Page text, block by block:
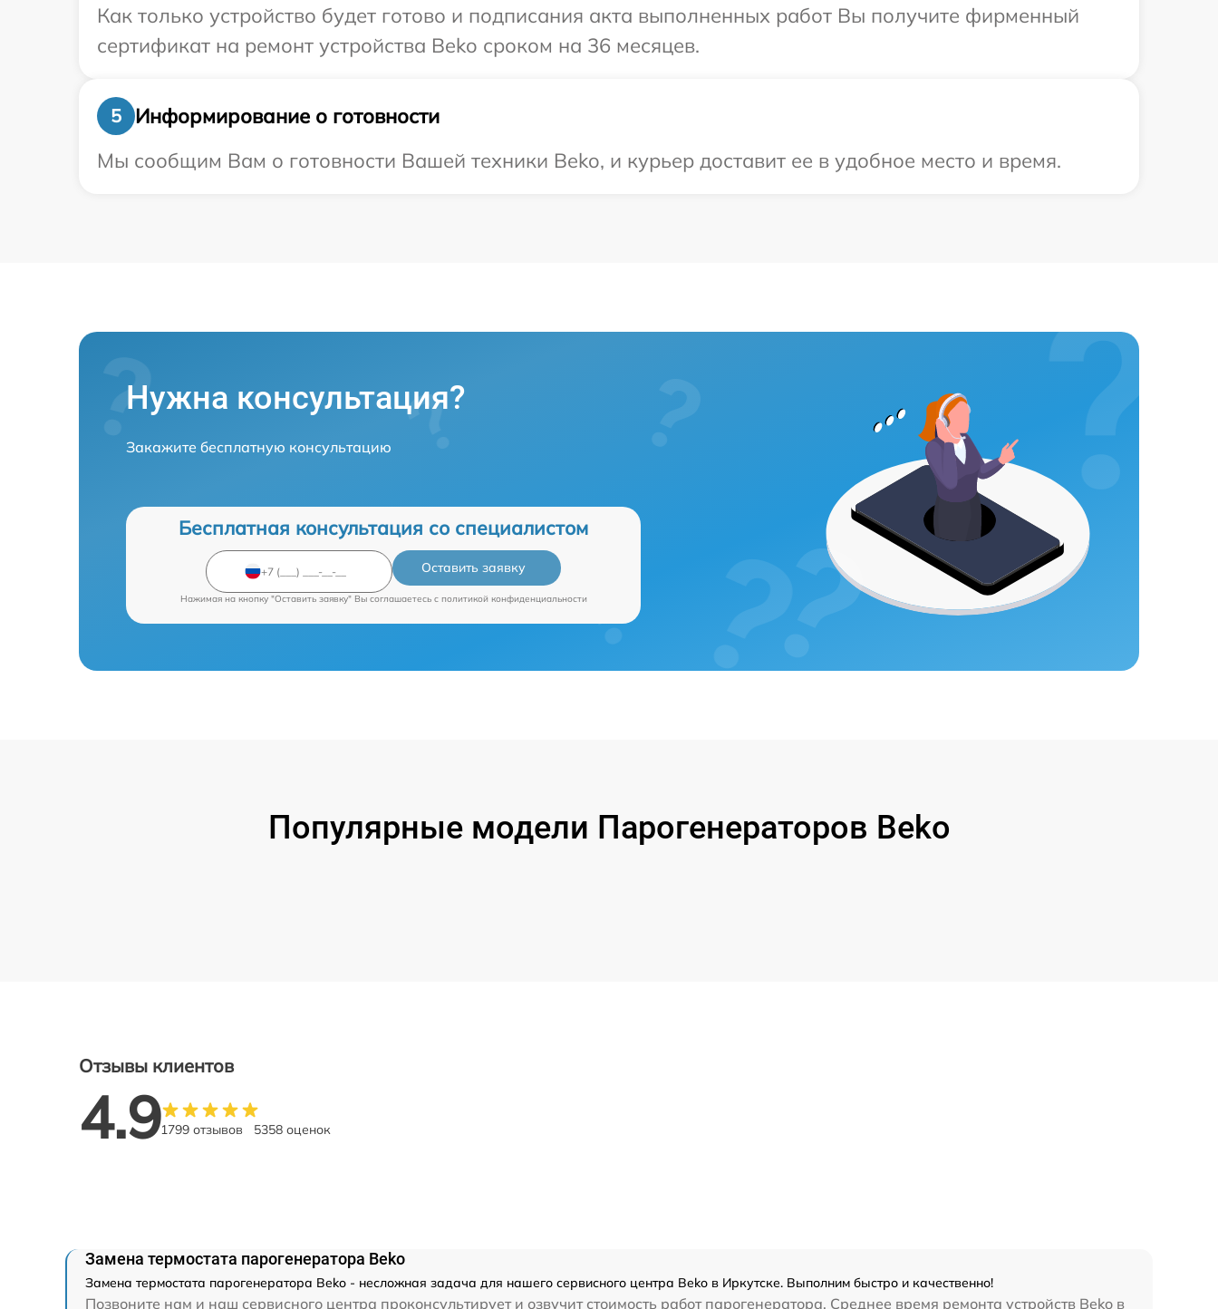
Как только устройство будет готово и подписания акта выполненных работ Вы получите фирменный
сертификат на ремонт устройства Beko сроком на 36 месяцев.
5
Информирование о готовности
Мы сообщим Вам о готовности Вашей техники Beko, и курьер доставит ее в удобное место и время.
Нужна консультация?
Закажите бесплатную консультацию
Бесплатная консультация со специалистом
Оставить заявку
Нажимая на кнопку "Оставить заявку" Вы соглашаетесь c политикой конфиденциальности
Популярные модели Парогенераторов Beko
Отзывы клиентов
4.91799 отзывов 5358 оценок
Замена термостата парогенератора Beko
Замена термостата парогенератора Beko - несложная задача для нашего сервисного центра Beko в Иркутске. Выполним быстро и качественно!
Позвоните нам и наш сервисного центра проконсультирует и озвучит стоимость работ парогенератора. Среднее время ремонта устройств Beko в